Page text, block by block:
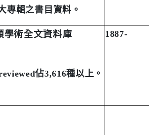
專輯之書目資料。
學術全文資料庫
佔3,616種以上。
1887-